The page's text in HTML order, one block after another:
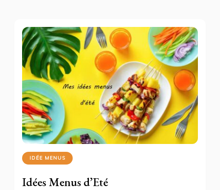
IDÉE MENUS
Idées Menus d’Eté